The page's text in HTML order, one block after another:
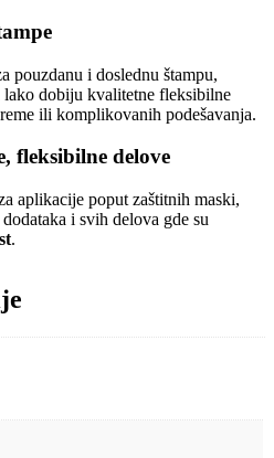
pouzdanu i doslednu štampu,
dobiju kvalitetne fleksibilne
ili komplikovanih podešavanja.
fleksibilne delove
aplikacije poput zaštitnih maski,
i svih delova gde su
.